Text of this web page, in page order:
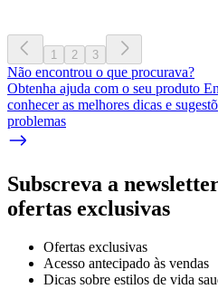
1 2 3
Não encontrou o que procurava?
Obtenha ajuda com o seu produto
conhecer as melhores dicas e
problemas
Subscreva a
ofertas exclusivas
Ofertas exclusivas
Acesso antecipado às vendas
Dicas sobre estilos de vida